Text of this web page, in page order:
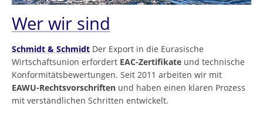
Wer wir sind
Schmidt & Schmidt Der Export in die Eurasische
Wirtschaftsunion erfordert EAC-Zertifikate und technische
Konformitätsbewertungen. Seit 2011 arbeiten wir mit
EAWU-Rechtsvorschriften und haben einen klaren Prozess
mit verständlichen Schritten entwickelt.